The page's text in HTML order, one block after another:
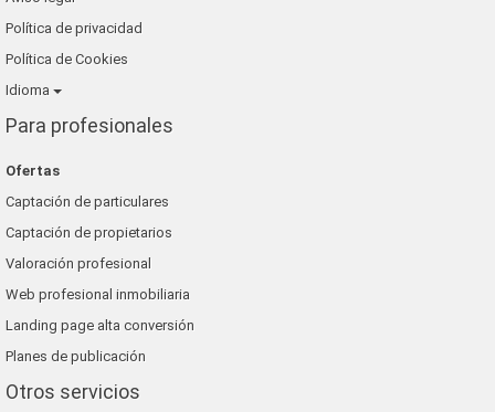
Política de privacidad
Política de Cookies
Idioma
Para profesionales
Ofertas
Captación de particulares
Captación de propietarios
Valoración profesional
Web profesional inmobiliaria
Landing page alta conversión
Planes de publicación
Otros servicios